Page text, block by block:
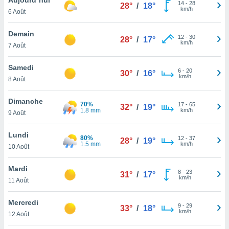
et
»,
au
vous
qu'ils
ou
le
ainsi
un
la
du
6 Août
28° / 18° 14- 28
km/h
Demain
7 Août
28° / 17° 12- 30
km/h
Samedi
8 Août
30° / 16° 6- 20
km/h
Dimanche
9 Août
70%
1.8 mm
32° / 19° 17- 65
km/h
Lundi
10 Août
80%
1.5 mm
28° / 19° 12- 37
km/h
Mardi
11 Août
31° / 17° 8- 23
km/h
Mercredi
12 Août
33° / 18° 9- 29
km/h